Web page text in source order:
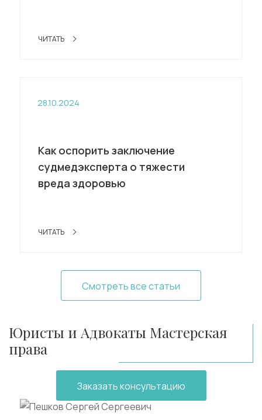
ЧИТАТЬ
28.10.2024
Как оспорить заключение
судмедэксперта о тяжести
вреда здоровью
ЧИТАТЬ
Смотреть все статьи
Юристы и Адвокаты Мастерская
права
Заказать консультацию